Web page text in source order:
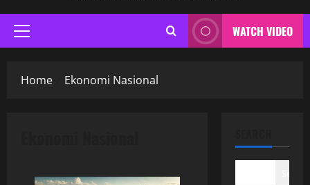
Primary
Menu
WATCH VIDEO
Home Ekonomi Nasional